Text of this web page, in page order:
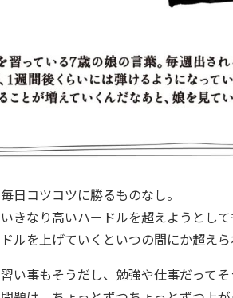
毎日コツコツに勝るものなし。
いきなり高いハードルを超えようとし
ドルを上げていくといつの間にか超えら
習い事もそうだし、勉強や仕事だってそ